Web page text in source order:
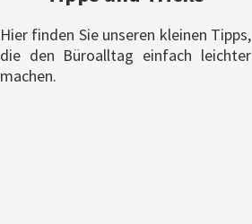
Hier finden Sie unseren kleinen Tipps,
die den Büroalltag einfach leichter
machen.